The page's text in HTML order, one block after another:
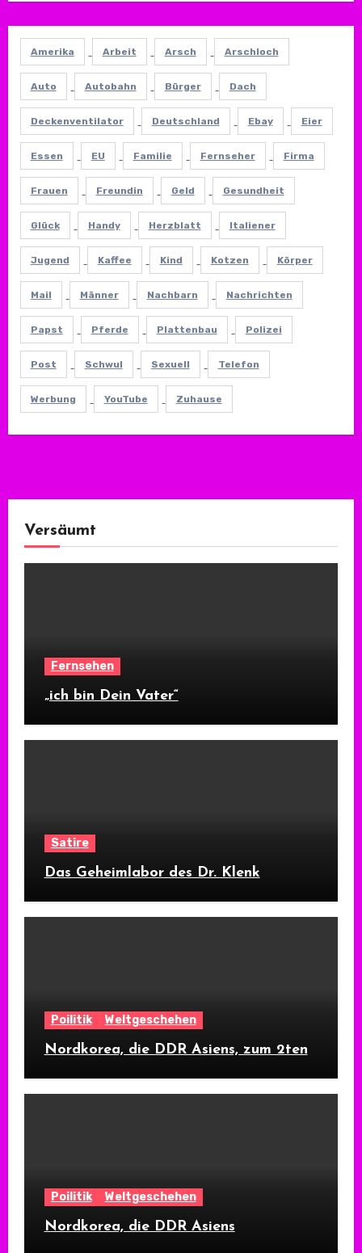
Amerika Arbeit Arsch Arschloch
Auto Autobahn Bürger Dach
Deckenventilator Deutschland Ebay Eier
Essen EU Familie Fernseher Firma
Frauen Freundin Geld Gesundheit
Glück Handy Herzblatt Italiener
Jugend Kaffee Kind Kotzen Körper
Mail Männer Nachbarn Nachrichten
Papst Pferde Plattenbau Polizei
Post Schwul Sexuell Telefon
Werbung YouTube Zuhause
Versäumt
Fernsehen
„ich bin Dein Vater“
Satire
Das Geheimlabor des Dr. Klenk
Poilitik Weltgeschehen
Nordkorea, die DDR Asiens, zum 2ten
Poilitik Weltgeschehen
Nordkorea, die DDR Asiens